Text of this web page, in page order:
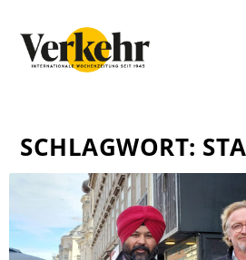
SCHLAGWORT: